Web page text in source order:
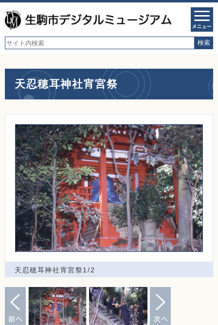
天忍穂耳神社宵宮祭
天忍穂耳神社宵宮祭1/2